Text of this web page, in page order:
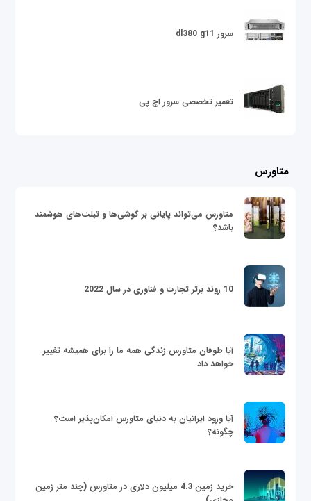
سرور dl380 g11
تعمیر تخصصی سرور اچ پی
متاورس
متاورس می‌تواند پایانی بر گوشی‌ها و تبلت‌های هوشمند
باشد؟
10 روند برتر تجارت و فناوری در سال 2022
آیا طوفان متاورس زندگی همه ما را برای همیشه تغییر
خواهد داد
آیا ورود ایرانیان به دنیای متاورس امکان‌پذیر است؟
چگونه؟
خرید زمین 4.3 میلیون دلاری در متاورس (چند متر زمین